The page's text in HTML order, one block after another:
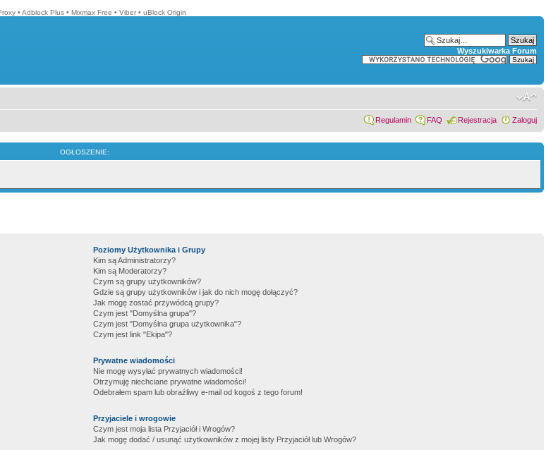
• Adblock Plus • Mixmax Free • Viber • uBlock Origin
Wyszukiwarka Forum
Regulamin FAQ Rejestracja Zaloguj
OGŁOSZENIE:
Poziomy Użytkownika i Grupy
Kim są Administratorzy?
Kim są Moderatorzy?
Czym są grupy użytkowników?
Gdzie są grupy użytkowników i jak do nich mogę dołączyć?
Jak mogę zostać przywódcą grupy?
Czym jest "Domyślna grupa"?
Czym jest "Domyślna grupa użytkownika"?
Czym jest link "Ekipa"?
Prywatne wiadomości
Nie mogę wysyłać prywatnych wiadomości!
Otrzymuję niechciane prywatne wiadomości!
Odebrałem spam lub obraźliwy e-mail od kogoś z tego forum!
Przyjaciele i wrogowie
Czym jest moja lista Przyjaciół i Wrogów?
Jak mogę dodać / usunąć użytkowników z mojej listy Przyjaciół lub Wrogów?